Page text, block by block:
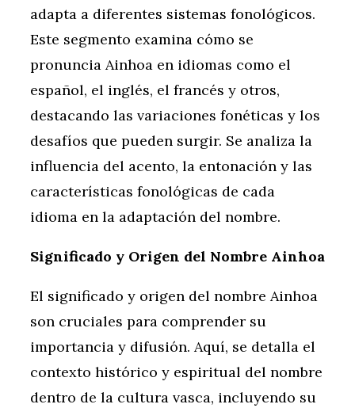
adapta a diferentes sistemas fonológicos.
Este segmento examina cómo se
pronuncia Ainhoa en idiomas como el
español, el inglés, el francés y otros,
destacando las variaciones fonéticas y los
desafíos que pueden surgir. Se analiza la
influencia del acento, la entonación y las
características fonológicas de cada
idioma en la adaptación del nombre.
Significado y Origen del Nombre Ainhoa
El significado y origen del nombre Ainhoa
son cruciales para comprender su
importancia y difusión. Aquí, se detalla el
contexto histórico y espiritual del nombre
dentro de la cultura vasca, incluyendo su